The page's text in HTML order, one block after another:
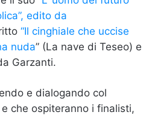
edito da
“Il cinghiale che uccise
nuda” (La nave di Teseo) e
Garzanti.
e dialogando col
che ospiteranno i finalisti,